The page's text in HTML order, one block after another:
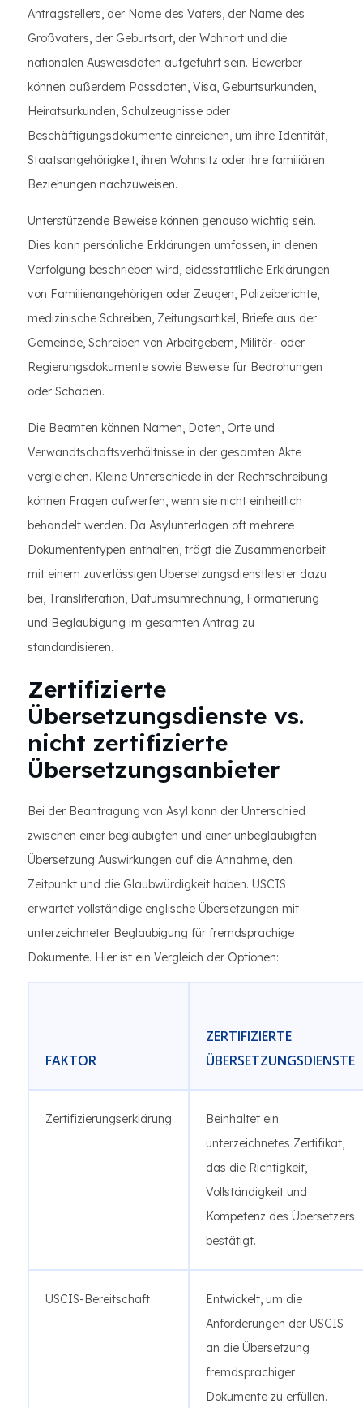
Antragstellers, der Name des Vaters, der Name des
Großvaters, der Geburtsort, der Wohnort und die
nationalen Ausweisdaten aufgeführt sein. Bewerber
können außerdem Passdaten, Visa, Geburtsurkunden,
Heiratsurkunden, Schulzeugnisse oder
Beschäftigungsdokumente einreichen, um ihre Identität,
Staatsangehörigkeit, ihren Wohnsitz oder ihre familiären
Beziehungen nachzuweisen.
Unterstützende Beweise können genauso wichtig sein.
Dies kann persönliche Erklärungen umfassen, in denen
Verfolgung beschrieben wird, eidesstattliche Erklärungen
von Familienangehörigen oder Zeugen, Polizeiberichte,
medizinische Schreiben, Zeitungsartikel, Briefe aus der
Gemeinde, Schreiben von Arbeitgebern, Militär- oder
Regierungsdokumente sowie Beweise für Bedrohungen
oder Schäden.
Die Beamten können Namen, Daten, Orte und
Verwandtschaftsverhältnisse in der gesamten Akte
vergleichen. Kleine Unterschiede in der Rechtschreibung
können Fragen aufwerfen, wenn sie nicht einheitlich
behandelt werden. Da Asylunterlagen oft mehrere
Dokumententypen enthalten, trägt die Zusammenarbeit
mit einem zuverlässigen Übersetzungsdienstleister dazu
bei, Transliteration, Datumsumrechnung, Formatierung
und Beglaubigung im gesamten Antrag zu
standardisieren.
Zertifizierte
Übersetzungsdienste vs.
nicht zertifizierte
Übersetzungsanbieter
Bei der Beantragung von Asyl kann der Unterschied
zwischen einer beglaubigten und einer unbeglaubigten
Übersetzung Auswirkungen auf die Annahme, den
Zeitpunkt und die Glaubwürdigkeit haben. USCIS
erwartet vollständige englische Übersetzungen mit
unterzeichneter Beglaubigung für fremdsprachige
Dokumente. Hier ist ein Vergleich der Optionen:
FAKTOR
ZERTIFIZIERTE
ÜBERSETZUNGSDIENSTE
Zertifizierungserklärung
Beinhaltet ein
unterzeichnetes Zertifikat,
das die Richtigkeit,
Vollständigkeit und
Kompetenz des Übersetzers
bestätigt.
USCIS-Bereitschaft
Entwickelt, um die
Anforderungen der USCIS
an die Übersetzung
fremdsprachiger
Dokumente zu erfüllen.